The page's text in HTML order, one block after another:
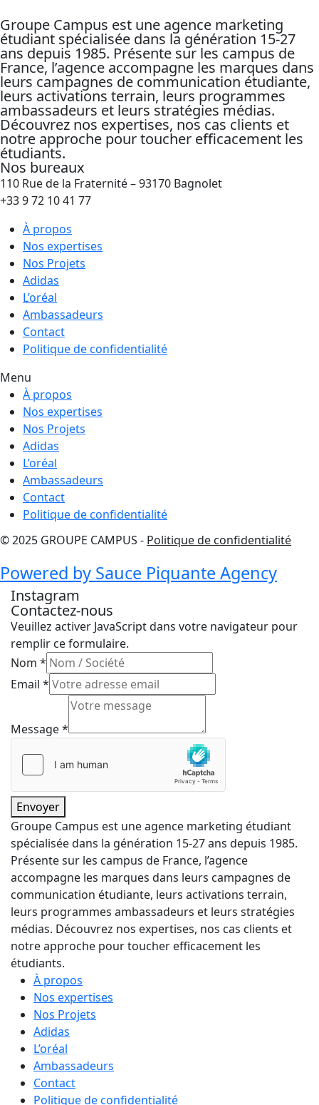
Groupe Campus est une agence marketing
étudiant spécialisée dans la génération 15-27
ans depuis 1985. Présente sur les campus de
France, l’agence accompagne les marques dans
leurs campagnes de communication étudiante,
leurs activations terrain, leurs programmes
ambassadeurs et leurs stratégies médias.
Découvrez nos expertises, nos cas clients et
notre approche pour toucher efficacement les
étudiants.
Nos bureaux
110 Rue de la Fraternité – 93170 Bagnolet
+33 9 72 10 41 77
À propos
Nos expertises
Nos Projets
Adidas
L’oréal
Ambassadeurs
Contact
Politique de confidentialité
Menu
À propos
Nos expertises
Nos Projets
Adidas
L’oréal
Ambassadeurs
Contact
Politique de confidentialité
© 2025 GROUPE CAMPUS - Politique de confidentialité
Powered by Sauce Piquante Agency
Instagram
Contactez-nous
Veuillez activer JavaScript dans votre navigateur pour
remplir ce formulaire.
Message
Email
Nom *
Email *
Message*
Envoyer
Groupe Campus est une agence marketing étudiant
spécialisée dans la génération 15-27 ans depuis 1985.
Présente sur les campus de France, l’agence
accompagne les marques dans leurs campagnes de
communication étudiante, leurs activations terrain,
leurs programmes ambassadeurs et leurs stratégies
médias. Découvrez nos expertises, nos cas clients et
notre approche pour toucher efficacement les
étudiants.
À propos
Nos expertises
Nos Projets
Adidas
L’oréal
Ambassadeurs
Contact
Politique de confidentialité